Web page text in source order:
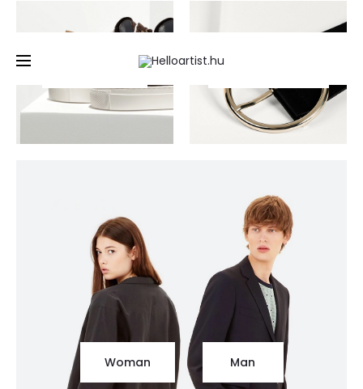
első tetoválására, piercingjére és első alkalmas
eltávolítására
Woman Man